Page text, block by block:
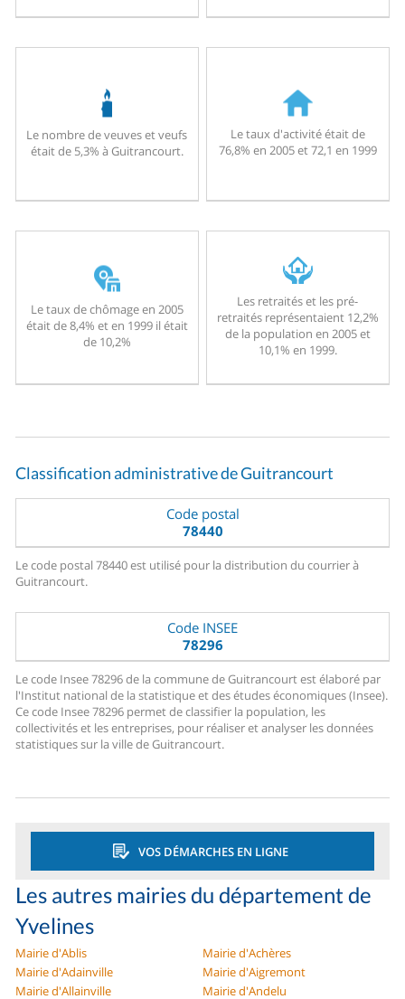
Le nombre de veuves et veufs
était de 5,3% à Guitrancourt.
Le taux d'activité était de
76,8% en 2005 et 72,1 en 1999
Le taux de chômage en 2005
était de 8,4% et en 1999 il était
de 10,2%
Les retraités et les pré-
retraités représentaient 12,2%
de la population en 2005 et
10,1% en 1999.
Classification administrative de Guitrancourt
Code postal
78440
Le code postal 78440 est utilisé pour la distribution du courrier à
Guitrancourt.
Code INSEE
78296
Le code Insee 78296 de la commune de Guitrancourt est élaboré par
l'Institut national de la statistique et des études économiques (Insee).
Ce code Insee 78296 permet de classifier la population, les
collectivités et les entreprises, pour réaliser et analyser les données
statistiques sur la ville de Guitrancourt.
VOS DÉMARCHES EN LIGNE
Les autres mairies du département de
Yvelines
Mairie d'Ablis
Mairie d'Achères
Mairie d'Adainville
Mairie d'Aigremont
Mairie d'Allainville
Mairie d'Andelu